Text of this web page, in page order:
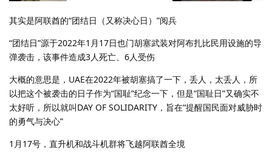
其实是阿联酋的“团结日（又称决心日）”阅兵
“团结日”源于2022年1月17日也门胡塞武装对阿布扎比民用设施的导
弹袭击，该事件造成3人死亡、6人受伤
大概的意思是，UAE在2022年被胡塞搞了一下，丢人，太丢人，所
以把这个被袭击的日子作为“国耻”纪念一下，但是“国耻日”又确实不
太好听，所以就叫DAY OF SOLIDARITY，旨在“提醒国民面对威胁时
的勇气与决心”
1月17号，直升机和战斗机群将飞越阿联酋全境